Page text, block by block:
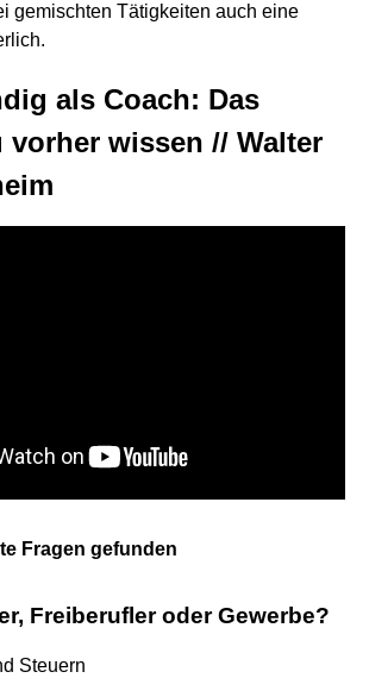
gemischten Tätigkeiten auch eine
als Coach: Das
wissen // Walter
Fragen gefunden
Freiberufler oder Gewerbe?
Steuern